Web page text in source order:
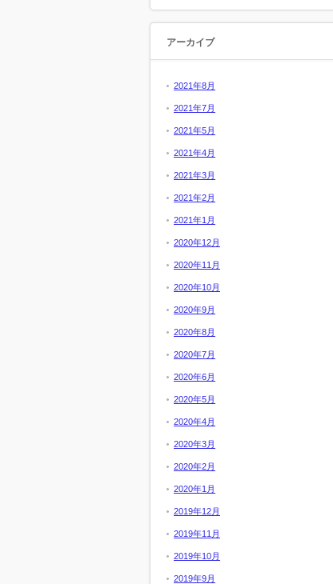
アーカイブ
2021年8月
2021年7月
2021年5月
2021年4月
2021年3月
2021年2月
2021年1月
2020年12月
2020年11月
2020年10月
2020年9月
2020年8月
2020年7月
2020年6月
2020年5月
2020年4月
2020年3月
2020年2月
2020年1月
2019年12月
2019年11月
2019年10月
2019年9月